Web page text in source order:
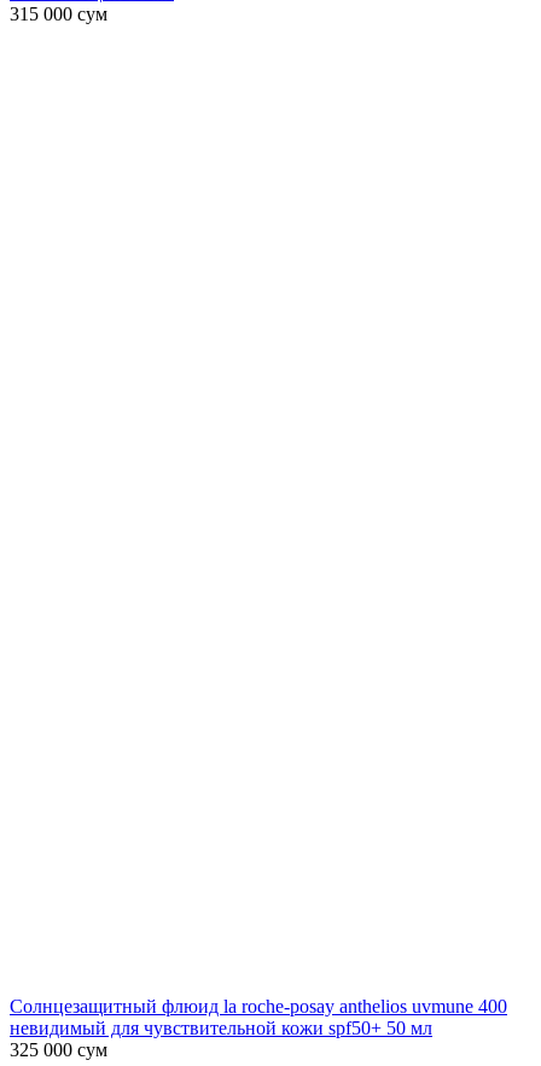
315 000 сум
Солнцезащитный флюид la roche-posay anthelios uvmune 400
невидимый для чувствительной кожи spf50+ 50 мл
325 000 сум